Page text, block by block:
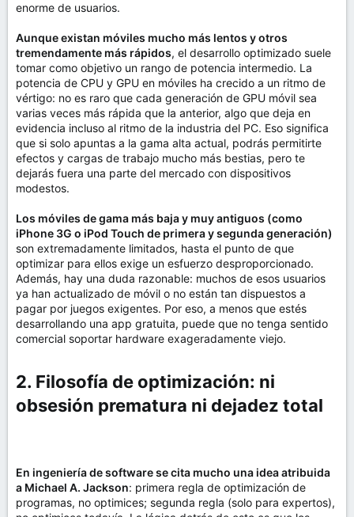
enorme de usuarios.
Aunque existan móviles mucho más lentos y otros
tremendamente más rápidos, el desarrollo optimizado suele
tomar como objetivo un rango de potencia intermedio. La
potencia de CPU y GPU en móviles ha crecido a un ritmo de
vértigo: no es raro que cada generación de GPU móvil sea
varias veces más rápida que la anterior, algo que deja en
evidencia incluso al ritmo de la industria del PC. Eso significa
que si solo apuntas a la gama alta actual, podrás permitirte
efectos y cargas de trabajo mucho más bestias, pero te
dejarás fuera una parte del mercado con dispositivos
modestos.
Los móviles de gama más baja y muy antiguos (como
iPhone 3G o iPod Touch de primera y segunda generación)
son extremadamente limitados, hasta el punto de que
optimizar para ellos exige un esfuerzo desproporcionado.
Además, hay una duda razonable: muchos de esos usuarios
ya han actualizado de móvil o no están tan dispuestos a
pagar por juegos exigentes. Por eso, a menos que estés
desarrollando una app gratuita, puede que no tenga sentido
comercial soportar hardware exageradamente viejo.
2. Filosofía de optimización: ni
obsesión prematura ni dejadez total​
En ingeniería de software se cita mucho una idea atribuida
a Michael A. Jackson: primera regla de optimización de
programas, no optimices; segunda regla (solo para expertos),